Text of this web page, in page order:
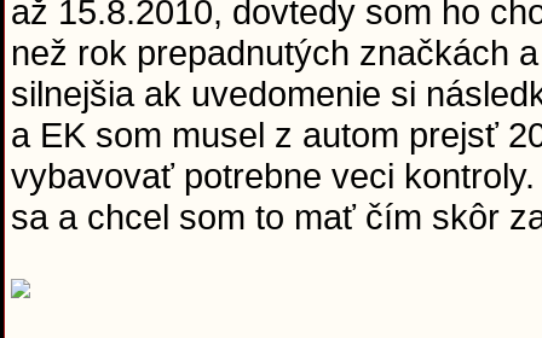
až 15.8.2010, dovtedy som ho
než rok prepadnutých značkách
silnejšia ak uvedomenie si
a EK som musel z autom prejsť
vybavovať potrebne veci
sa a chcel som to mať čím skôr